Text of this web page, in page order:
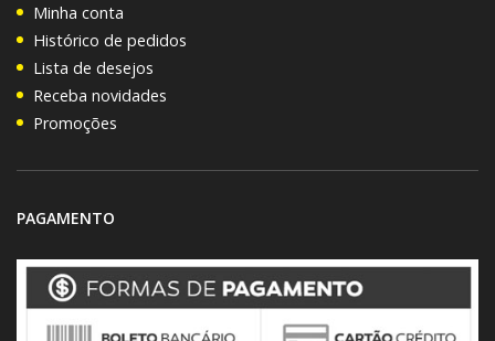
Minha conta
Histórico de pedidos
Lista de desejos
Receba novidades
Promoções
PAGAMENTO